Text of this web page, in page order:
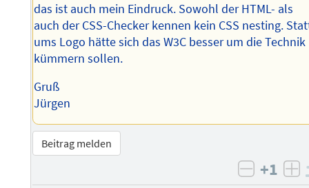
das ist auch mein Eindruck. Sowohl der HTML- als
auch der CSS-Checker kennen kein CSS nesting.
ums Logo hätte sich das W3C besser um die Technik
kümmern sollen.
Gruß
Jürgen
Beitrag melden
negativ
+1